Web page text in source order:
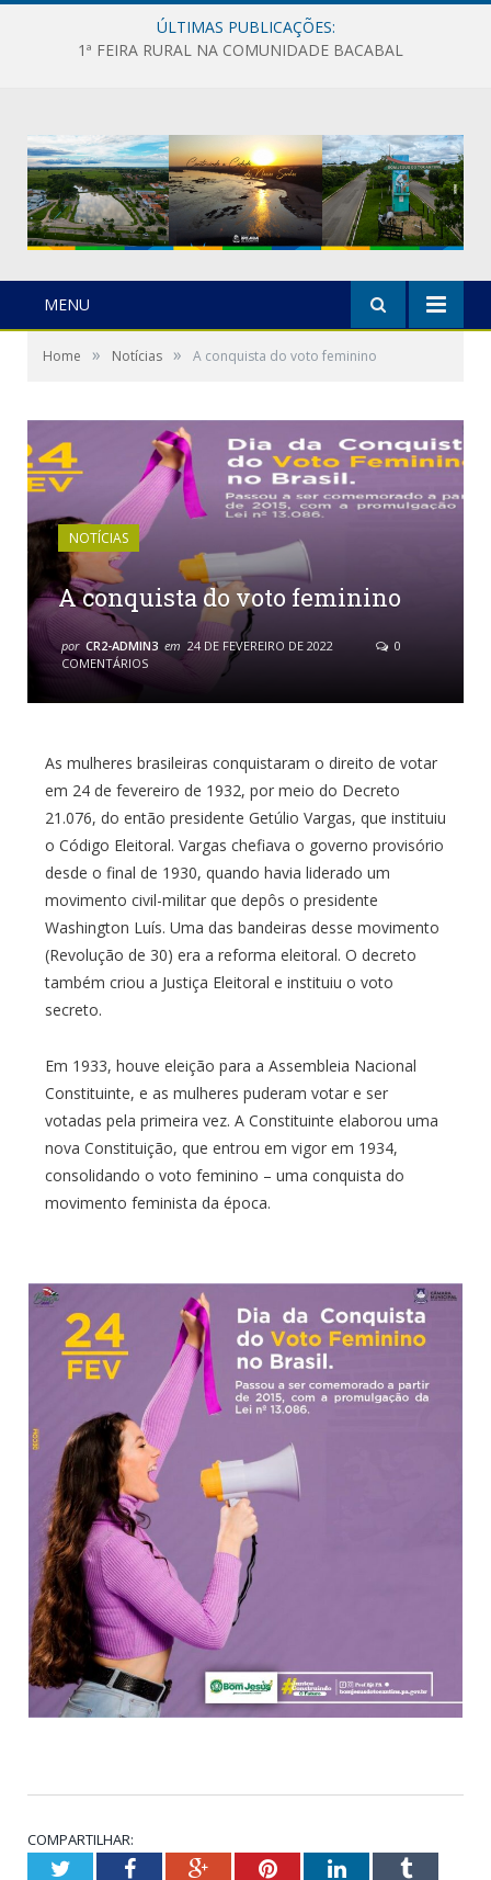
ÚLTIMAS PUBLICAÇÕES:
1ª FEIRA RURAL NA COMUNIDADE BACABAL
MENU
Home » Notícias » A conquista do voto feminino
NOTÍCIAS
A conquista do voto feminino
por CR2-ADMIN3 em 24 DE FEVEREIRO DE 2022
0
COMENTÁRIOS
As mulheres brasileiras conquistaram o direito de votar
em 24 de fevereiro de 1932, por meio do Decreto
21.076, do então presidente Getúlio Vargas, que instituiu
o Código Eleitoral. Vargas chefiava o governo provisório
desde o final de 1930, quando havia liderado um
movimento civil-militar que depôs o presidente
Washington Luís. Uma das bandeiras desse movimento
(Revolução de 30) era a reforma eleitoral. O decreto
também criou a Justiça Eleitoral e instituiu o voto
secreto.
Em 1933, houve eleição para a Assembleia Nacional
Constituinte, e as mulheres puderam votar e ser
votadas pela primeira vez. A Constituinte elaborou uma
nova Constituição, que entrou em vigor em 1934,
consolidando o voto feminino – uma conquista do
movimento feminista da época.
COMPARTILHAR:
TwitterFacebookGoogle+PinterestLinkedInTumblr